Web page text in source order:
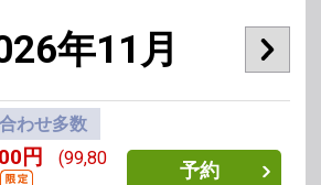
年11月
わせ多数
円
(99,80
予約